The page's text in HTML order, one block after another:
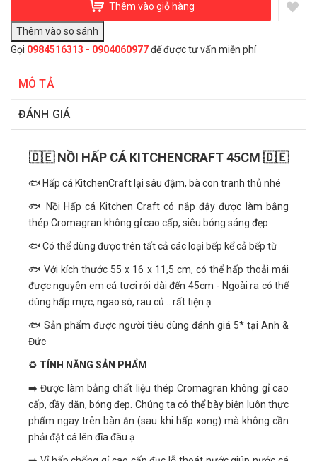
Thêm vào giỏ hàng
Gọi 0984516313 - 0904060977để được tư vấn miễn phí
MÔ TẢ
ĐÁNH GIÁ
🇩🇪 NỒI HẤP CÁ KITCHENCRAFT 45CM 🇩🇪
🐟 Hấp cá KitchenCraft lại sâu đậm, bà con tranh thủ nhé
🐟 Nồi Hấp cá Kitchen Craft có nắp đậy được làm bằng
thép Cromagran không gỉ cao cấp, siêu bóng sáng đẹp
🐟 Có thể dùng được trên tất cả các loại bếp kể cả bếp từ
🐟 Với kích thước 55 x 16 x 11,5 cm, có thể hấp thoải mái
được nguyên em cá tươi rói dài đến 45cm - Ngoài ra có thể
dùng hấp mực, ngao sò, rau củ .. rất tiện ạ
🐟 Sản phẩm được người tiêu dùng đánh giá 5* tại Anh &
Đức
♻️ TÍNH NĂNG SẢN PHẨM
➡️ Được làm bằng chất liệu thép Cromagran không gỉ cao
cấp, dầy dặn, bóng đẹp. Chúng ta có thể bày biện luôn thực
phẩm ngay trên bàn ăn (sau khi hấp xong) mà không cần
phải đặt cá lên đĩa đâu ạ